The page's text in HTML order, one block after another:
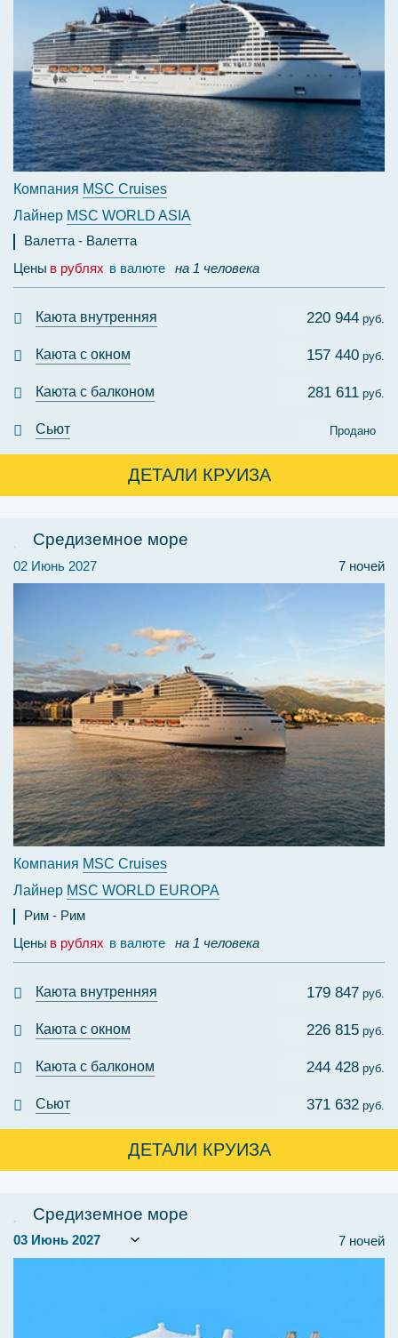
Компания MSC Cruises
Лайнер MSC WORLD ASIA
Валетта
Валетта
Цены в рублях в валюте на 1 человека
Каюта внутренняя 220 944 руб.
Каюта с окном 157 440 руб.
Каюта с балконом 281 611 руб.
Сьют Продано
ДЕТАЛИ КРУИЗА
Средиземное море
7 ночей
02 Июнь 2027
Компания MSC Cruises
Лайнер MSC WORLD EUROPA
Рим
Рим
Цены в рублях в валюте на 1 человека
Каюта внутренняя 179 847 руб.
Каюта с окном 226 815 руб.
Каюта с балконом 244 428 руб.
Сьют 371 632 руб.
ДЕТАЛИ КРУИЗА
Средиземное море
7 ночей